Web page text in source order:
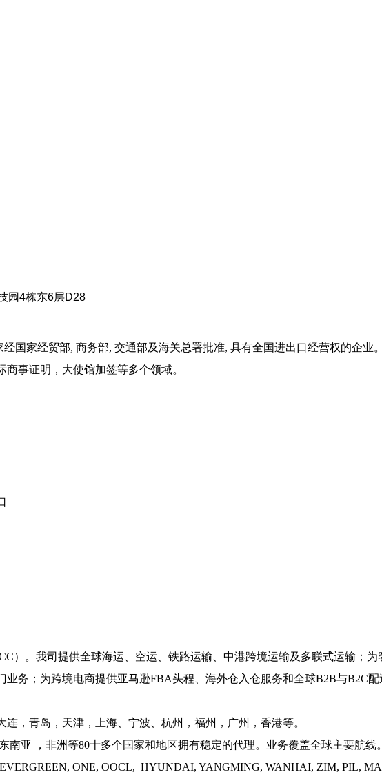
园4栋东6层D28
经国家经贸部, 商务部, 交通部及海关总署批准, 具有全国进出口经营权的企业
事证明，大使馆加签等多个领域。
。我司提供全球海运、空运、铁路运输、中港跨境运输及多联式运输；为
务；为跨境电商提供亚马逊FBA头程、海外仓入仓服务和全球B2B与B2C
青岛，天津，上海、宁波、杭州，福州，广州，香港等。
，非洲等80十多个国家和地区拥有稳定的代理。业务覆盖全球主要航线。
ONE, OOCL, HYUNDAI, YANGMING, WANHAI, ZIM, PIL,